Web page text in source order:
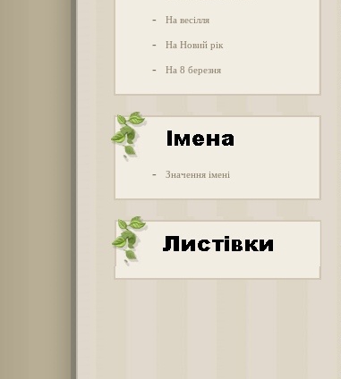
- На весілля
- На Новий рік
- На 8 березня
- Значення імені